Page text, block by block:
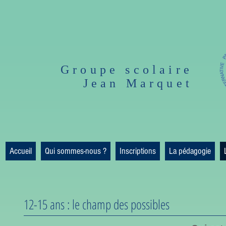
Groupe scolaire
Jean Marquet
Accueil Qui sommes-nous ? Inscriptions La pédagogie
12-15 ans : le champ des possibles